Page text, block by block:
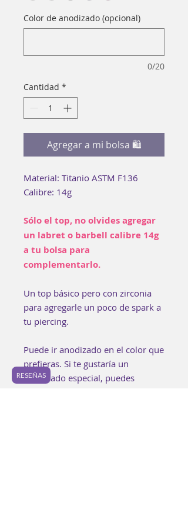
Color de anodizado (opcional)
0/20
Cantidad *
Agregar a mi bolsa 🛍
Material: Titanio ASTM F136
Calibre: 14g
Sólo el top, no olvides agregar
un labret o barbell calibre 14g
a tu bolsa para
complementarlo.
Un top básico pero con zirconia
para agregarle un poco de spark a
tu piercing.
Puede ir anodizado en el color que
prefieras. Si te gustaría un
anodizado especial, puedes
RESEÑAS